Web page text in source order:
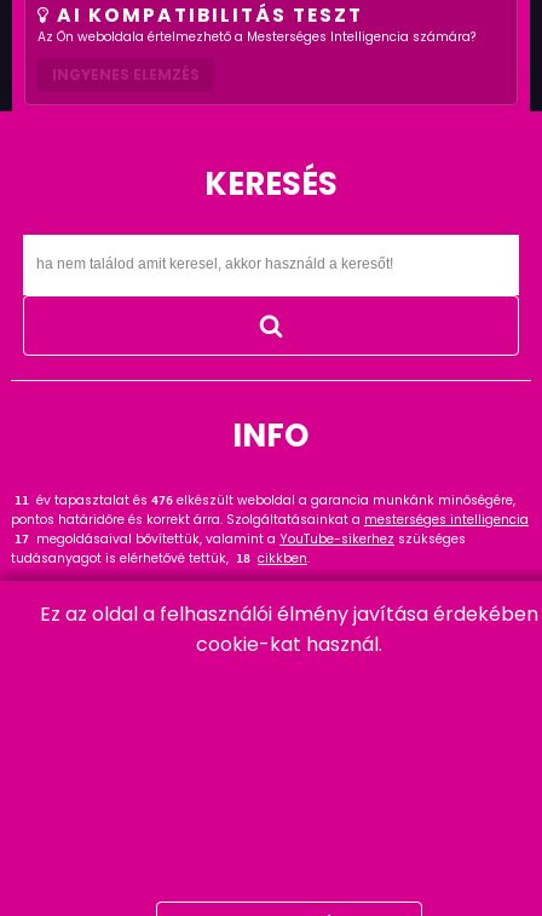
AI KOMPATIBILITÁS TESZT
Az Ön weboldala értelmezhető a Mesterséges Intelligencia számára?
INGYENES ELEMZÉS
KERESÉS
INFO
13 év tapasztalat és 476elkészült weboldal a garancia munkánk minőségére,
pontos határidőre és korrekt árra. Szolgáltatásainkat a mesterséges intelligencia
17 megoldásaival bővítettük, valamint a YouTube-sikerhez szükséges
tudásanyagot is elérhetővé tettük, 18 cikkben.
szakértőként ajánlom a 91 cikket és bővítményt.
Ez az oldal a felhasználói élmény javítása érdekében
cookie-kat használ.